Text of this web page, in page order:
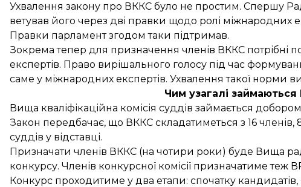
Ухвалення закону про ВККС було не простим. Спершу
ветував його через дві правки щодо ролі міжнародних
Правки парламент згодом таки підтримав.
Зокрема тепер для призначення членів ВККС потрібні
експертів. Право вирішального голосу під час
саме у міжнародних експертів. Ухвалення такої норми
Чим узагалі
Вища кваліфікаційна комісія суддів займається
Закон передбачає, що ВККС складатиметься з 16 членів,
суддів у відставці.
Призначати членів ВККС (на чотири роки) буде Вища
конкурсу. Членів конкурсної комісії призначатиме теж
Конкурс проходитиме у два етапи: спочатку